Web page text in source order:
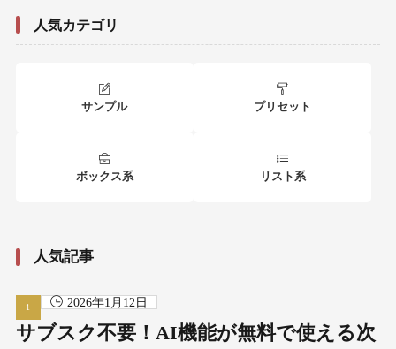
人気カテゴリ
サンプル プリセット
ボックス系 リスト系
人気記事
2026年1月12日
サブスク不要！AI機能が無料で使える次